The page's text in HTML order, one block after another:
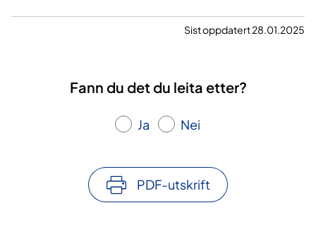
Sist oppdatert 28.01.2025
Fann du det du leita etter?
Ja Nei
PDF-utskrift